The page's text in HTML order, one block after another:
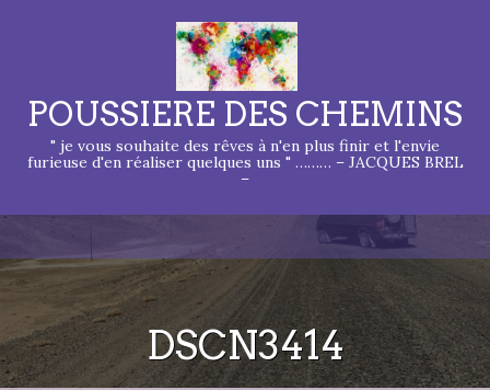
POUSSIERE DES CHEMINS
" je vous souhaite des rêves à n'en plus finir et l'envie
furieuse d'en réaliser quelques uns " ……… – JACQUES BREL
–
DSCN3414